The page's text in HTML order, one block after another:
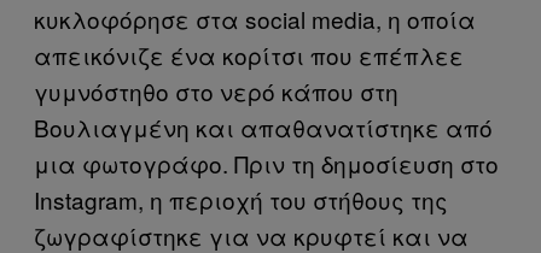
κυκλοφόρησε στα social media, η οποία
απεικόνιζε ένα κορίτσι που επέπλεε
γυμνόστηθο στο νερό κάπου στη
Βουλιαγμένη και απαθανατίστηκε από
μια φωτογράφο. Πριν τη δημοσίευση στο
Instagram, η περιοχή του στήθους της
ζωγραφίστηκε για να κρυφτεί και να